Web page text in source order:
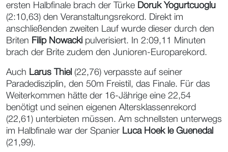
ersten Halbfinale brach der Türke Doruk Yogurtcuoglu
(2:10,63) den Veranstaltungsrekord. Direkt im
anschließenden zweiten Lauf wurde dieser durch den
Briten Filip Nowacki pulverisiert. In 2:09,11 Minuten
brach der Brite zudem den Junioren-Europarekord.
Auch Larus Thiel (22,76) verpasste auf seiner
Paradedisziplin, den 50m Freistil, das Finale. Für das
Weiterkommen hätte der 16-Jährige eine 22,54
benötigt und seinen eigenen Altersklassenrekord
(22,61) unterbieten müssen. Am schnellsten unterwegs
im Halbfinale war der Spanier Luca Hoek le Guenedal
(21,99).